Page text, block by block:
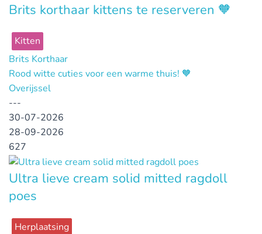
Brits korthaar kittens te reserveren 🧡
Kitten
Brits Korthaar
Rood witte cuties voor een warme thuis! 🧡
Overijssel
---
30-07-2026
28-09-2026
627
Ultra lieve cream solid mitted ragdoll
poes
Herplaatsing